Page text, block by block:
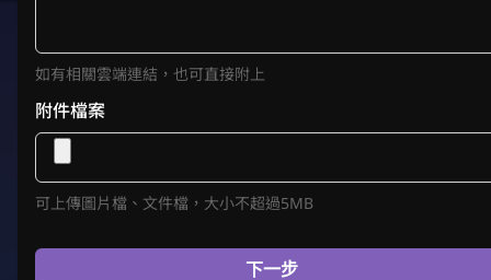
如有相關雲端連結，也可直接附上
附件檔案
可上傳圖片檔、文件檔，大小不超過5MB
下一步